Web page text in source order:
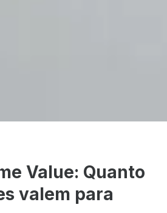
Value: Quanto
valem para